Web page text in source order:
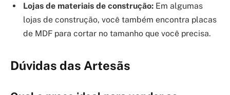
Lojas de materiais de construção: Em algumas
lojas de construção, você também encontra placas
de MDF para cortar no tamanho que você precisa.
Dúvidas das Artesãs